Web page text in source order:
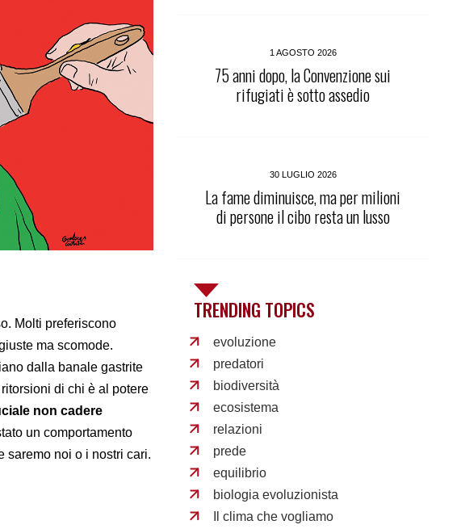
Molti preferiscono
ma scomode.
dalla banale gastrite
di chi è al potere
non cadere
un comportamento
saremo noi o i nostri cari.
1 AGOSTO 2026
75 anni dopo, la Convenzione sui
rifugiati è sotto assedio
30 LUGLIO 2026
La fame diminuisce, ma per milioni
di persone il cibo resta un lusso
TRENDING TOPICS
evoluzione
predatori
biodiversità
ecosistema
relazioni
prede
equilibrio
biologia evoluzionista
Il clima che vogliamo